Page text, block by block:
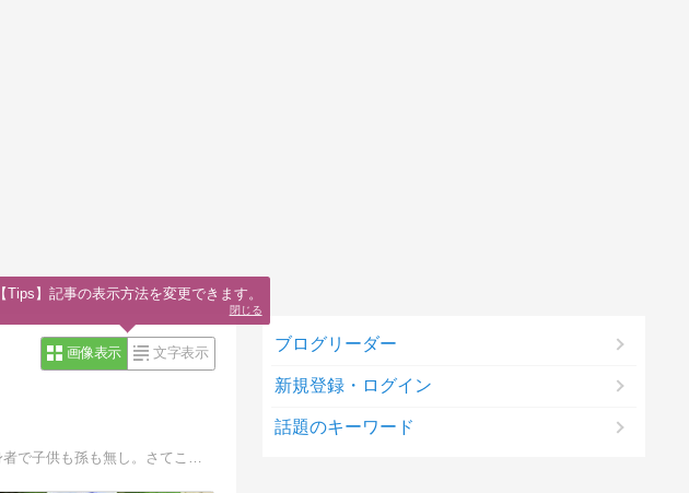
画像表示 文字表示 ブログリーダー
新規登録・ログイン
話題のキーワード
【Tips】記事の表示方法を変更できます。
閉じる